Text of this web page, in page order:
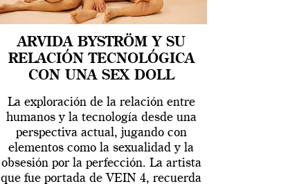
ARVIDA BYSTRÖM Y SU
RELACIÓN TECNOLÓGICA
CON UNA SEX DOLL
La exploración de la relación entre
humanos y la tecnología desde una
perspectiva actual, jugando con
elementos como la sexualidad y la
obsesión por la perfección. La artista
que fue portada de VEIN 4, recuerda